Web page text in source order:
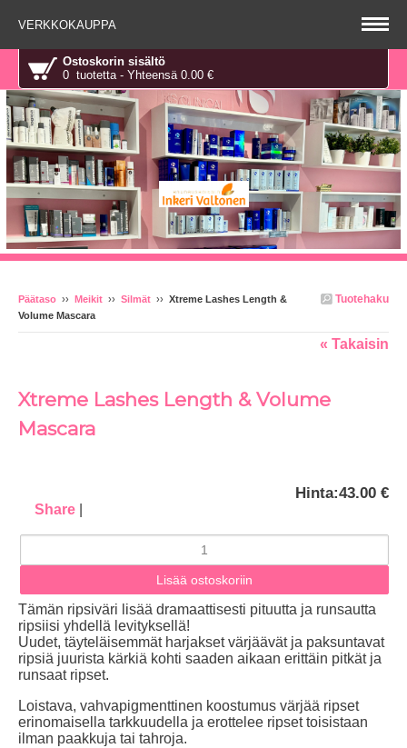
VERKKOKAUPPA
Ostoskorin sisältö
0 tuotetta - Yhteensä 0.00 €
Tuotehaku
Päätaso ›› Meikit ›› Silmät ›› Xtreme Lashes Length &
Volume Mascara
« Takaisin
Xtreme Lashes Length & Volume
Mascara
Share
Hinta:43.00 €
Tämän ripsiväri lisää dramaattisesti pituutta ja runsautta
ripsiisi yhdellä levityksellä!
Uudet, täyteläisemmät harjakset värjäävät ja paksuntavat
ripsiä juurista kärkiä kohti saaden aikaan erittäin pitkät ja
runsaat ripset.
Loistava, vahvapigmenttinen koostumus värjää ripset
erinomaisella tarkkuudella ja erottelee ripset toisistaan
ilman paakkuja tai tahroja.